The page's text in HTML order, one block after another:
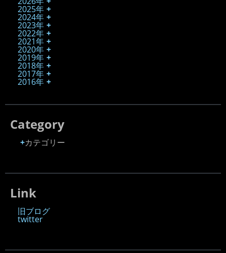
2025年
2024年
2023年
2022年
2021年
2020年
2019年
2018年
2017年
2016年
Category
カテゴリー
Link
旧ブログ
twitter